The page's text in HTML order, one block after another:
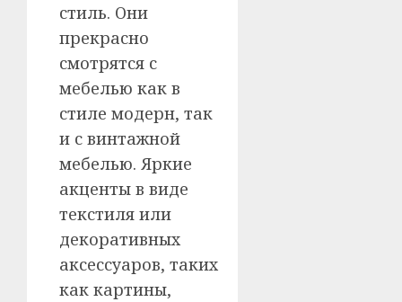
стиль. Они
прекрасно
смотрятся с
мебелью как в
стиле модерн, так
и с винтажной
мебелью. Яркие
акценты в виде
текстиля или
декоративных
аксессуаров, таких
как картины,